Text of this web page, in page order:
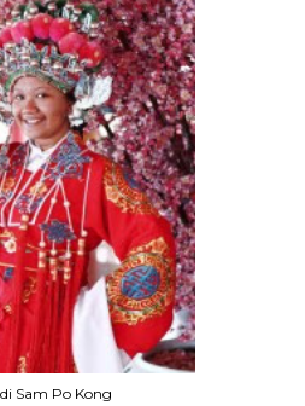
Sam Po Kong